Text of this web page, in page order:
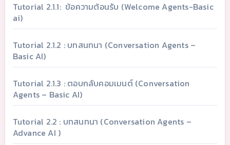
Tutorial 2.1.1: ข้อความต้อนรับ (Welcome Agents-Basic
ai)
Tutorial 2.1.2 : บทสนทนา (Conversation Agents –
Basic AI)
Tutorial 2.1.3 : ตอบกลับคอมเมนต์ (Conversation
Agents – Basic AI)
Tutorial 2.2 : บทสนทนา (Conversation Agents –
Advance AI )